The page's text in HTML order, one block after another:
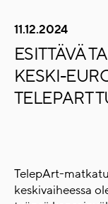
11.12.2024
ESITTÄVÄ
KESKI-
TELEPART
TelepArt-
keskivaiheessa